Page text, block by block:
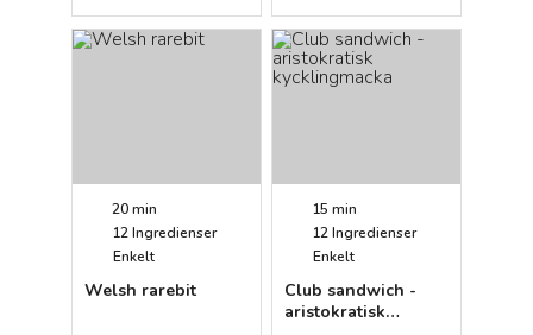
20 min
12Ingredienser
Enkelt
Welsh rarebit
15 min
12Ingredienser
Enkelt
Club sandwich -
aristokratisk